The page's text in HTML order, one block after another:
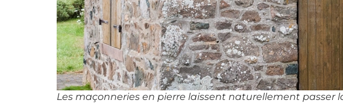
Les maçonneries en pierre laissent naturellement passer